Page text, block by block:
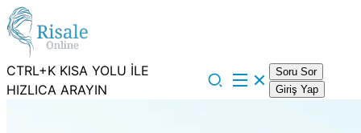
CTRL+K KISA YOLU İLE
HIZLICA ARAYIN
Soru Sor
Giriş Yap